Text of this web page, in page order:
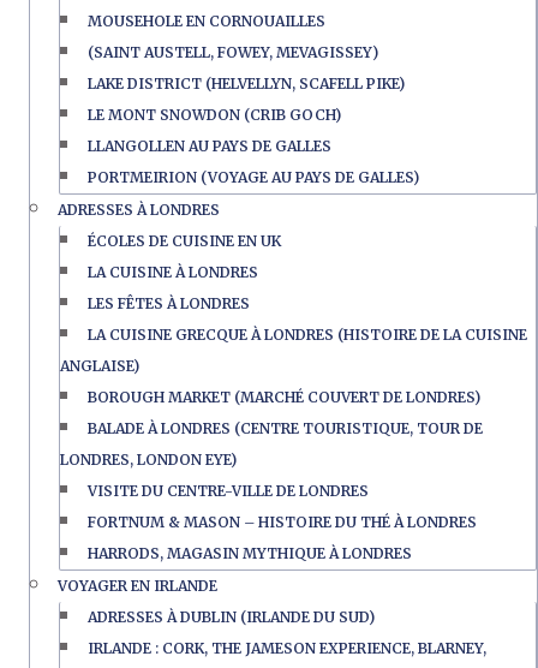
MOUSEHOLE EN CORNOUAILLES
(SAINT AUSTELL, FOWEY, MEVAGISSEY)
LAKE DISTRICT (HELVELLYN, SCAFELL PIKE)
LE MONT SNOWDON (CRIB GOCH)
LLANGOLLEN AU PAYS DE GALLES
PORTMEIRION (VOYAGE AU PAYS DE GALLES)
ADRESSES À LONDRES
ÉCOLES DE CUISINE EN UK
LA CUISINE À LONDRES
LES FÊTES À LONDRES
LA CUISINE GRECQUE À LONDRES (HISTOIRE DE LA CUISINE
ANGLAISE)
BOROUGH MARKET (MARCHÉ COUVERT DE LONDRES)
BALADE À LONDRES (CENTRE TOURISTIQUE, TOUR DE
LONDRES, LONDON EYE)
VISITE DU CENTRE-VILLE DE LONDRES
FORTNUM & MASON – HISTOIRE DU THÉ À LONDRES
HARRODS, MAGASIN MYTHIQUE À LONDRES
VOYAGER EN IRLANDE
ADRESSES À DUBLIN (IRLANDE DU SUD)
IRLANDE : CORK, THE JAMESON EXPERIENCE, BLARNEY,